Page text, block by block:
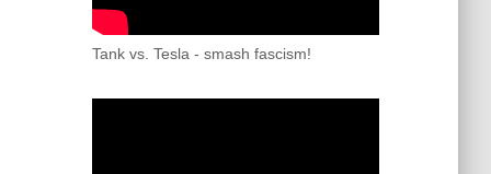
Tank vs. Tesla - smash fascism!